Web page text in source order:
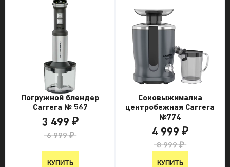
Погружной блендер
Carrera № 567
3 499 ₽
6 999 ₽
КУПИТЬ
Соковыжималка
центробежная Carrera
№774
4 999 ₽
8 999 ₽
КУПИТЬ